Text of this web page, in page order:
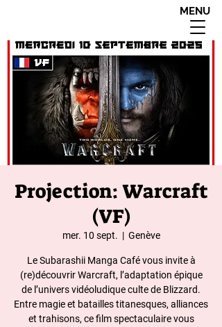
MENU
Projection: Warcraft
(VF)
mer. 10 sept.
  |
Genève
Le Subarashii Manga Café vous invite à
(re)découvrir Warcraft, l’adaptation épique
de l’univers vidéoludique culte de Blizzard.
Entre magie et batailles titanesques, alliances
et trahisons, ce film spectaculaire vous